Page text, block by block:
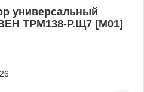
универсальный
ТРМ138-Р.Щ7 [М01]